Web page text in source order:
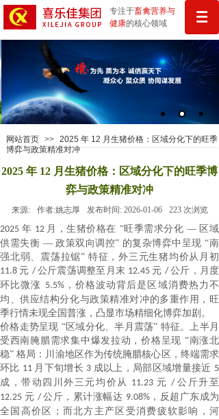
专注于畜禽营养与
健康的核心领域
网站首页 >> 2025 年 12 月生猪价格：区域分化下的旺季
博弈与政策精准对冲
2025 年 12 月生猪价格：区域分化下的旺季博
弈与政策精准对冲
来源: 作者:姚志厚 发布时间: 2026-01-06 223 次浏览
2025 年 12 月，生猪价格在 “旺季需求分化 — 区域
供需失衡 — 政策双向调控” 的复杂博弈中呈现 “南
强北弱、震荡拉锯” 特征，外三元生猪均价从月初
11.8 元 / 公斤震荡调整至月末 12.45 元 /公斤，月度
环比微涨 5.5%，价格波动背后是区域消费热力不
均、供应结构分化与政策精准对冲的多重作用，旺
季行情未现全国普涨，凸显市场精细化博弈加剧。
价格走势呈现 “区域分化、半月震荡” 特征。上半月
受西南腌腊需求集中爆发拉动，价格呈现 “南涨北
稳” 格局：川渝地区作为传统腌腊核心区，终端需求
环比 11 月下旬增长 3 成以上，局部区域增量接近 5
成，带动四川外三元均价从 11.23 元 /公斤升至
12.25 元 / 公斤，累计涨幅达 9.08%，反超广东成为
全国高价区；而北方主产区受消费疲软影响，河